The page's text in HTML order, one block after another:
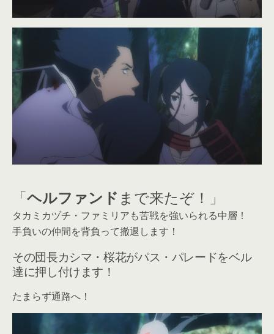
「ヘルファンド まで来たぞ！」
タカミカヅチ・ファミリアも苦戦を強いられる中層！
手負いの仲間を背負って撤退します！
その団長カシマ・桜花がパス・パレードをベル
達に押し付けます！
たまらず通路へ！